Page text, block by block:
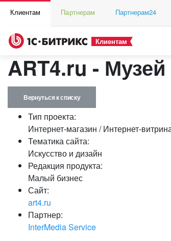
Клиентам Партнерам Партнерам24
Клиентам
ART4.ru -
Вернуться к списку
Тип проекта:
Интернет-магазин / Интернет-
Тематика сайта:
Искусство и дизайн
Редакция продукта:
Малый бизнес
Сайт:
art4.ru
Партнер:
InterMedia Service